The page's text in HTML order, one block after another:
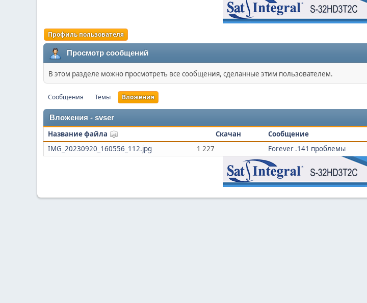
Профиль пользователя
Просмотр сообщений
В этом разделе можно просмотреть все сообщения, сделанные этим пользователем.
Сообщения Темы Вложения
Вложения - svser
Название файла Скачан Сообщение
IMG_20230920_160556_112.jpg
1 227 Forever .141 проблемы